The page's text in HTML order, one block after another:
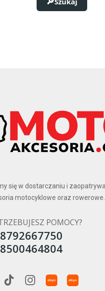
się w dostarczaniu i
motocyklowe oraz rowerowe.
POMOCY?